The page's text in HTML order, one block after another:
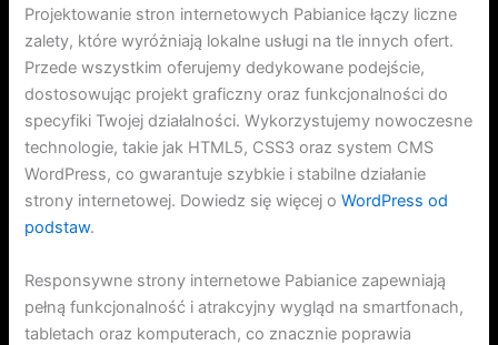
Projektowanie stron internetowych Pabianice łączy liczne
zalety, które wyróżniają lokalne usługi na tle innych ofert.
Przede wszystkim oferujemy dedykowane podejście,
dostosowując projekt graficzny oraz funkcjonalności do
specyfiki Twojej działalności. Wykorzystujemy nowoczesne
technologie, takie jak HTML5, CSS3 oraz system CMS
WordPress, co gwarantuje szybkie i stabilne działanie
strony internetowej. Dowiedz się więcej oWordPress od
podstaw.
Responsywne strony internetowe Pabianice zapewniają
pełną funkcjonalność i atrakcyjny wygląd na smartfonach,
tabletach oraz komputerach, co znacznie poprawia